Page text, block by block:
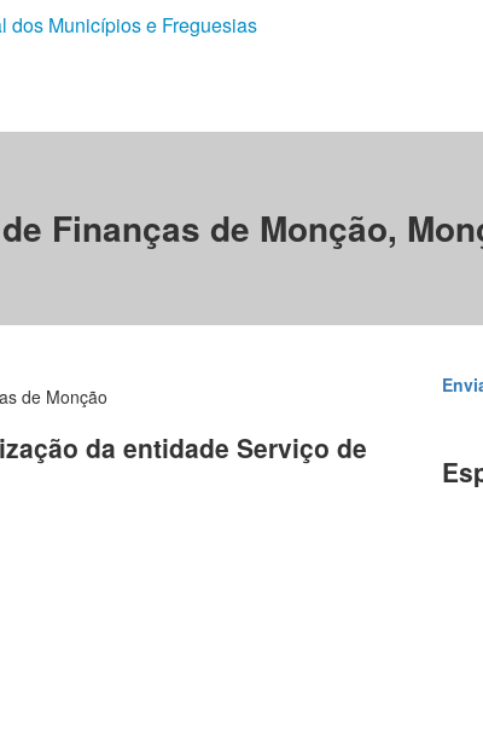
dos Municípios e Freguesias
Finanças de Monção,
de Monção
da entidade Serviço de